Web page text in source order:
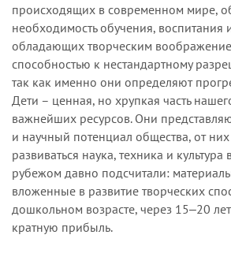
происходящих в современном мире,
необходимость обучения, воспитания
обладающих творческим
способностью к нестандартному
так как именно они определяют
Дети – ценная, но хрупкая часть
важнейших ресурсов. Они
и научный потенциал общества, от них
развиваться наука, техника и
рубежом давно подсчитали:
вложенные в развитие творческих
дошкольном возрасте, через 15‒20
кратную прибыль.